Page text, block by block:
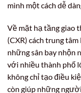
mình một cách dễ
Về mặt hạ tầng giao
(CXR) cách trung
những sân bay nhộn
với nhiều thành phố
không chỉ tạo điều
còn giúp những